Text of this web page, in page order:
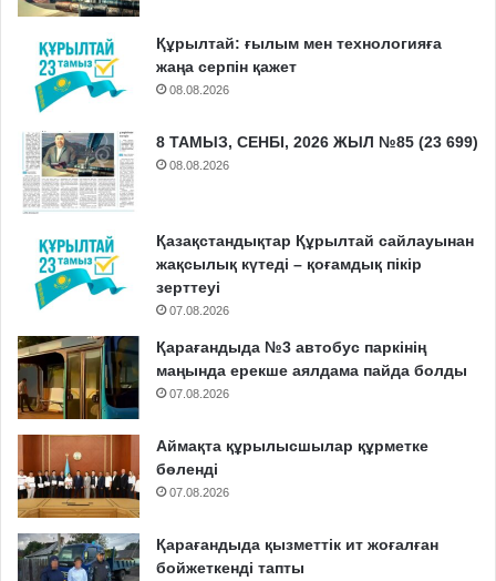
Құрылтай: ғылым мен технологияға
жаңа серпін қажет
08.08.2026
8 ТАМЫЗ, СЕНБІ, 2026 ЖЫЛ №85 (23 699)
08.08.2026
Қазақстандықтар Құрылтай сайлауынан
жақсылық күтеді – қоғамдық пікір
зерттеуі
07.08.2026
Қарағандыда №3 автобус паркінің
маңында ерекше аялдама пайда болды
07.08.2026
Аймақта құрылысшылар құрметке
бөленді
07.08.2026
Қарағандыда қызметтік ит жоғалған
бойжеткенді тапты